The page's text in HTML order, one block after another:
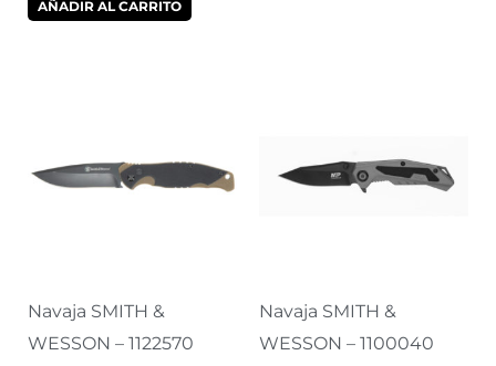
AÑADIR AL CARRITO
Navaja SMITH &
WESSON – 1122570
Navaja SMITH &
WESSON – 1100040